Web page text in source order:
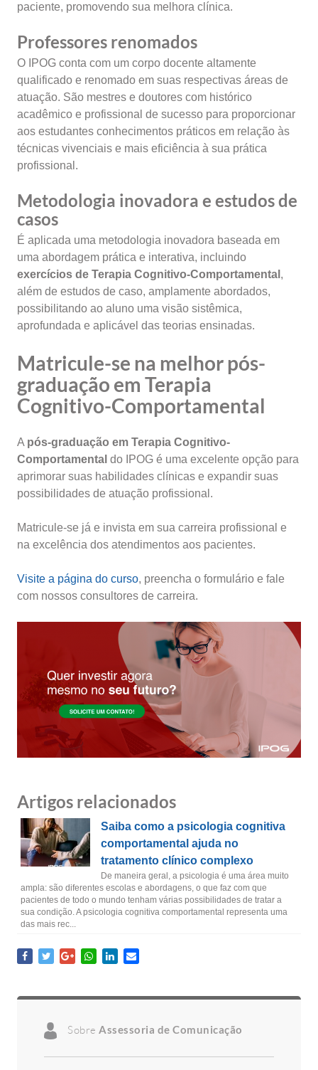
paciente, promovendo sua melhora clínica.
Professores renomados
O IPOG conta com um corpo docente altamente
qualificado e renomado em suas respectivas áreas de
atuação. São mestres e doutores com histórico
acadêmico e profissional de sucesso para proporcionar
aos estudantes conhecimentos práticos em relação às
técnicas vivenciais e mais eficiência à sua prática
profissional.
Metodologia inovadora e estudos de
casos
É aplicada uma metodologia inovadora baseada em
uma abordagem prática e interativa, incluindo
exercícios de Terapia Cognitivo-Comportamental ,
além de estudos de caso, amplamente abordados,
possibilitando ao aluno uma visão sistêmica,
aprofundada e aplicável das teorias ensinadas.
Matricule-se na melhor pós-
graduação em Terapia
Cognitivo-Comportamental
A pós-graduação em Terapia Cognitivo-
Comportamental do IPOG é uma excelente opção para
aprimorar suas habilidades clínicas e expandir suas
possibilidades de atuação profissional.
Matricule-se já e invista em sua carreira profissional e
na excelência dos atendimentos aos pacientes.
Visite a página do curso, preencha o formulário e fale
com nossos consultores de carreira.
Artigos relacionados
Saiba como a psicologia cognitiva
comportamental ajuda no
tratamento clínico complexo
De maneira geral, a psicologia é uma área muito
ampla: são diferentes escolas e abordagens, o que faz com que
pacientes de todo o mundo tenham várias possibilidades de tratar a
sua condição. A psicologia cognitiva comportamental representa uma
das mais rec...
Sobre Assessoria de Comunicação